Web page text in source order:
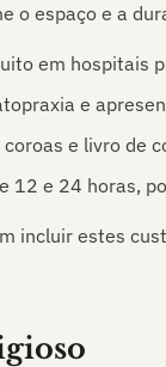
o espaço e a
em hospitais
e
e livro de
12 e 24 horas,
incluir estes